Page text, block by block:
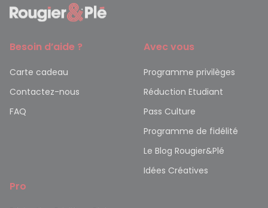
Besoin d’aide ?
Carte cadeau
Contactez-nous
FAQ
Avec vous
Programme privilèges
Réduction Etudiant
Pass Culture
Programme de fidélité
Le Blog Rougier&Plé
Idées Créatives
Pro